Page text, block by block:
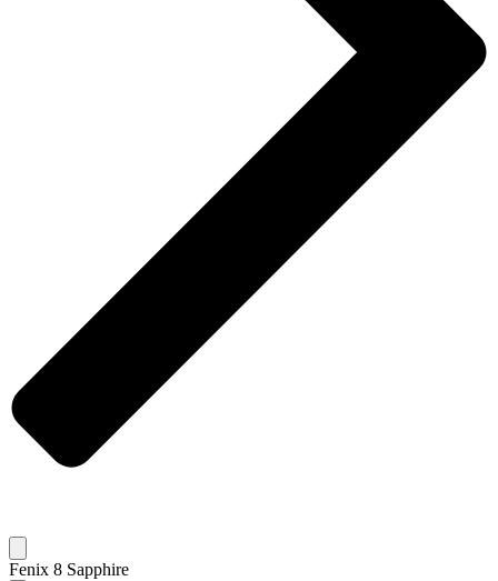
Fenix 8 Sapphire